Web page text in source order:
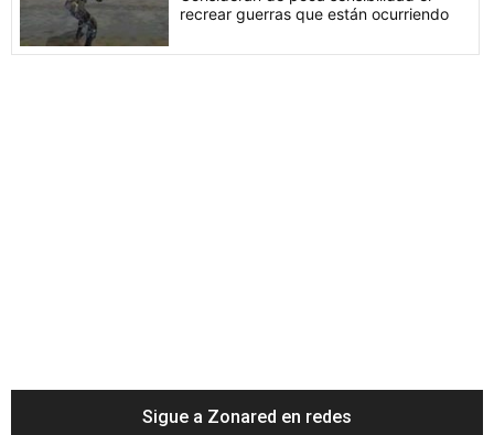
recrear guerras que están ocurriendo
Sigue a Zonared en redes